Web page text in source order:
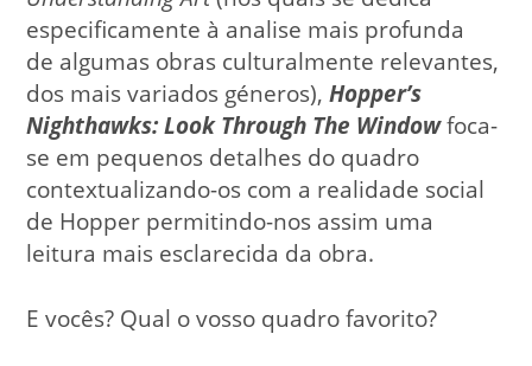
especificamente à analise mais profunda
de algumas obras culturalmente relevantes,
dos mais variados géneros),Hopper’s
Nighthawks: Look Through The Windowfoca-
se em pequenos detalhes do quadro
contextualizando-os com a realidade social
de Hopper permitindo-nos assim uma
leitura mais esclarecida da obra.
E vocês? Qual o vosso quadro favorito?